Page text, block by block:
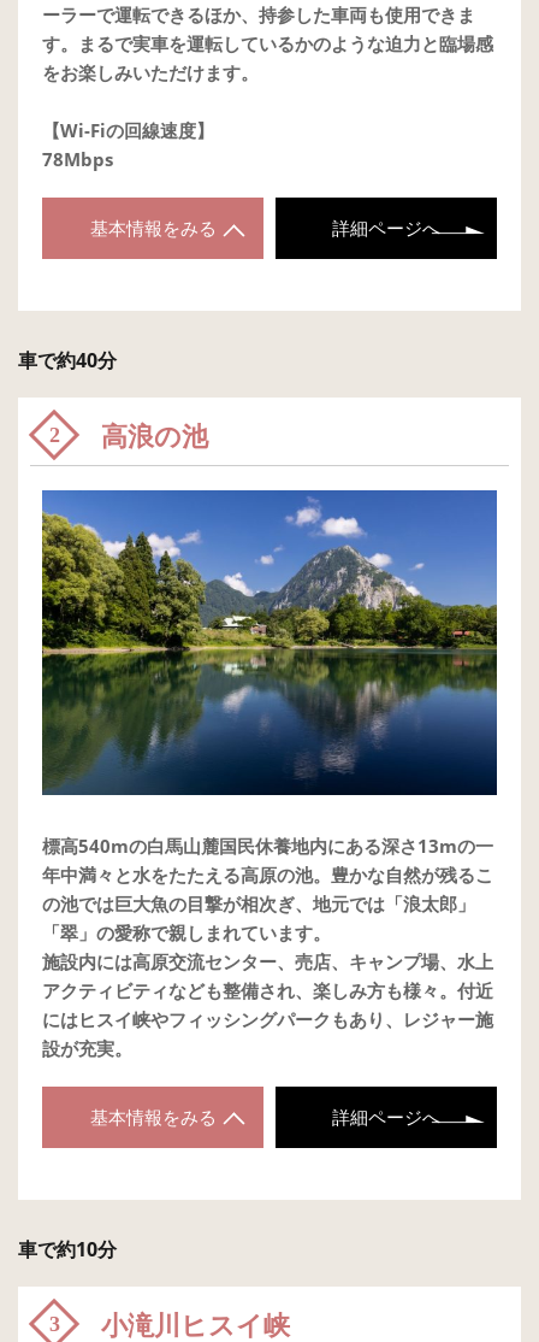
ーラーで運転できるほか、持参した車両も使用できま
す。まるで実車を運転しているかのような迫力と臨場感
をお楽しみいただけます。
【Wi-Fiの回線速度】
78Mbps
基本情報をみる 詳細ページへ
車で約40分
2 高浪の池
標高540mの白馬山麓国民休養地内にある深さ13mの一
年中満々と水をたたえる高原の池。豊かな自然が残るこ
の池では巨大魚の目撃が相次ぎ、地元では「浪太郎」
「翠」の愛称で親しまれています。
施設内には高原交流センター、売店、キャンプ場、水上
アクティビティなども整備され、楽しみ方も様々。付近
にはヒスイ峡やフィッシングパークもあり、レジャー施
設が充実。
基本情報をみる 詳細ページへ
車で約10分
3 小滝川ヒスイ峡